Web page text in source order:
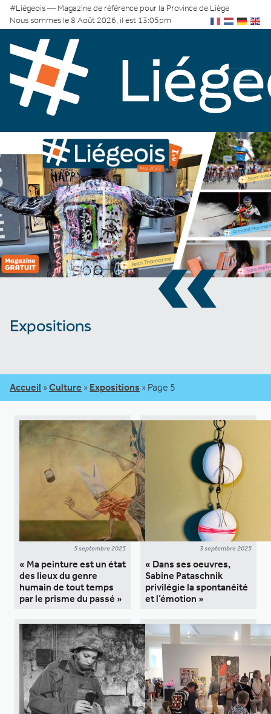
#Liégeois — Magazine de référence pour la Province de Liège
Nous sommes le 8 Août 2026, il est 13:05pm
«
Expositions
Accueil » Culture » Expositions » Page 5
5 septembre 2025
« Ma peinture est un état
des lieux du genre
humain de tout temps
par le prisme du passé »
3 septembre 2025
« Dans ses oeuvres,
Sabine Pataschnik
privilégie la spontanéité
et l’émotion »